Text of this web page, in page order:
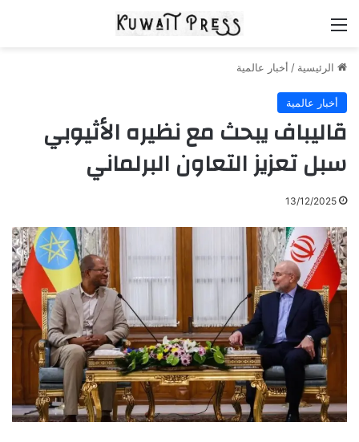
الرئيسية / أخبار عالمية
أخبار عالمية
قاليباف يبحث مع نظيره الأثيوبي
سبل تعزيز التعاون البرلماني
13/12/2025